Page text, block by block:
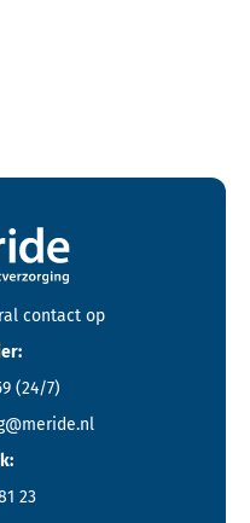
Meride
contact op
(24/7)
23